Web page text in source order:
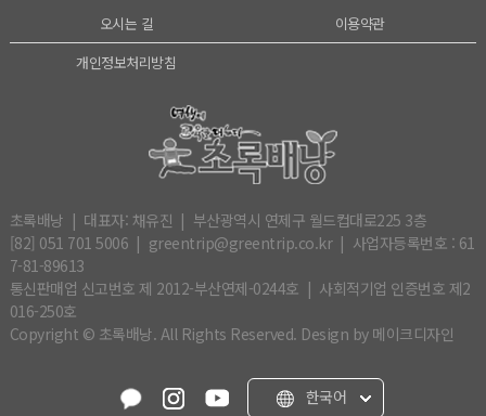
오시는 길
이용약관
개인정보처리방침
초록배낭 | 대표자: 채유진 | 부산광역시 연제구 월드컵대로225 3층
[82] 051 701 5006 | greentrip@greentrip.co.kr | 사업자등록번호 : 61
7-81-89613
통신판매업 신고번호 제 2012-부산연제-0244호 | 사회적기업 인증번호 제2
016-250호
Copyright © 초록배낭. All Rights Reserved. Design by 메이크디자인
한국어